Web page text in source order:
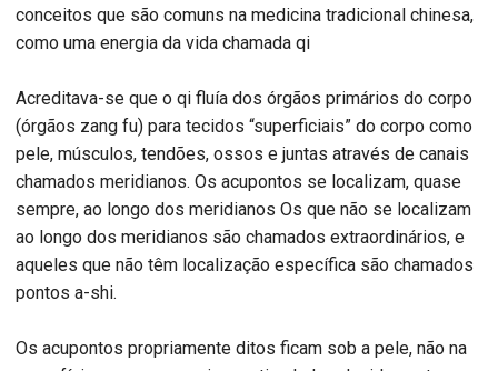
conceitos que são comuns na medicina tradicional chinesa,
como uma energia da vida chamada qi
Acreditava-se que o qi fluía dos órgãos primários do corpo
(órgãos zang fu) para tecidos “superficiais” do corpo como
pele, músculos, tendões, ossos e juntas através de canais
chamados meridianos. Os acupontos se localizam, quase
sempre, ao longo dos meridianos Os que não se localizam
ao longo dos meridianos são chamados extraordinários, e
aqueles que não têm localização específica são chamados
pontos a-shi.
Os acupontos propriamente ditos ficam sob a pele, não na